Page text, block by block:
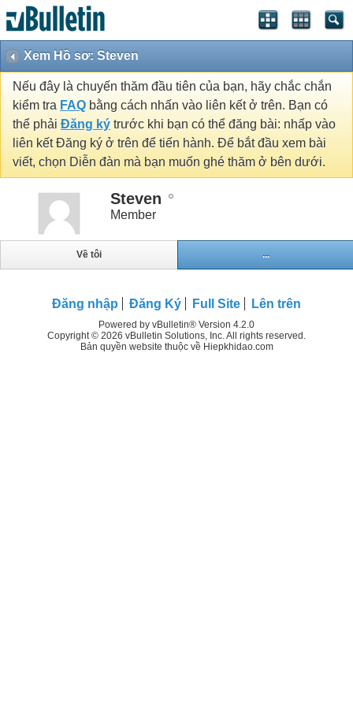
Xem Hồ sơ: Steven
Nếu đây là chuyến thăm đầu tiên của bạn, hãy chắc chắn
kiểm tra FAQ bằng cách nhấn vào liên kết ở trên. Bạn có
thể phải Đăng ký trước khi bạn có thể đăng bài: nhấp vào
liên kết Đăng ký ở trên để tiến hành. Để bắt đầu xem bài
viết, chọn Diễn đàn mà bạn muốn ghé thăm ở bên dưới.
Steven
Member
Về tôi ...
Đăng nhập Đăng Ký Full Site Lên trên
Powered by vBulletin® Version 4.2.0
Copyright © 2026 vBulletin Solutions, Inc. All rights reserved.
Bản quyền website thuộc về Hiepkhidao.com